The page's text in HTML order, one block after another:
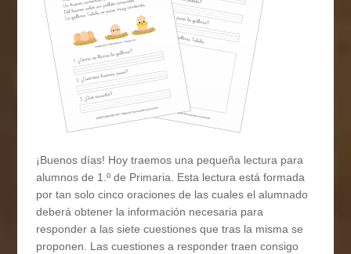
¡Buenos días! Hoy traemos una pequeña lectura para
alumnos de 1.º de Primaria. Esta lectura está formada
por tan solo cinco oraciones de las cuales el alumnado
deberá obtener la información necesaria para
responder a las siete cuestiones que tras la misma se
proponen. Las cuestiones a responder traen consigo